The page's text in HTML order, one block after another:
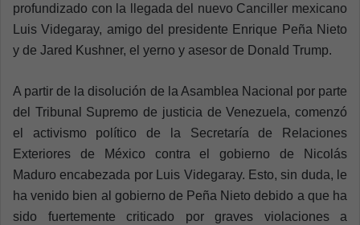
profundizado con la llegada del nuevo Canciller mexicano
Luis Videgaray, amigo del presidente Enrique Peña Nieto
y de Jared Kushner, el yerno y asesor de Donald Trump.
A partir de la disolución de la Asamblea Nacional por parte
del Tribunal Supremo de justicia de Venezuela, comenzó
el activismo político de la Secretaría de Relaciones
Exteriores de México contra el gobierno de Nicolás
Maduro encabezada por Luis Videgaray. Esto, sin duda, le
ha venido bien al gobierno de Peña Nieto debido a que ha
sido fuertemente criticado por graves violaciones a